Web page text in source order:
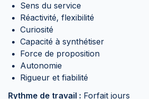
Sens du service
Réactivité, flexibilité
Curiosité
Capacité à synthétiser
Force de proposition
Autonomie
Rigueur et fiabilité
Rythme de travail : Forfait jours